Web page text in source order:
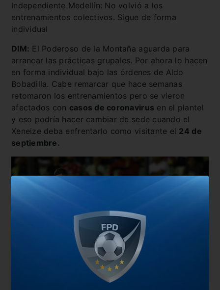
Independiente Medellín: No volvió a los
entrenamientos colectivos. Sigue de forma
individual
DIM: El Poderoso de la Montaña aguarda para
arrancar las prácticas grupales. Por ahora lo hacen
en forma individual bajo las órdenes de Aldo
Bobadilla. Cabe remarcar que hace semanas
retomaron los entrenamientos pero se vieron
afectados con casos de coronavirus en el plantel
y eso podría hacer cambiar de sede cuando el
Xeneize deba enfrentarlo como visitante el 24 de
septiembre.